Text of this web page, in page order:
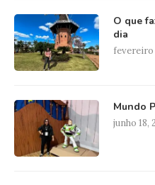
O que
dia
fevereiro
Mundo
junho 18,